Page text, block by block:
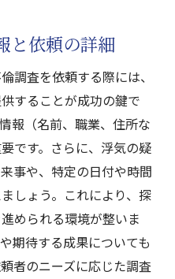
と依頼の詳細
調査を依頼する際には、
することが成功の鍵で
報（名前、職業、住所な
です。さらに、浮気の疑
事や、特定の日付や時間
しょう。これにより、探
められる環境が整いま
期待する成果についても
者のニーズに応じた調査